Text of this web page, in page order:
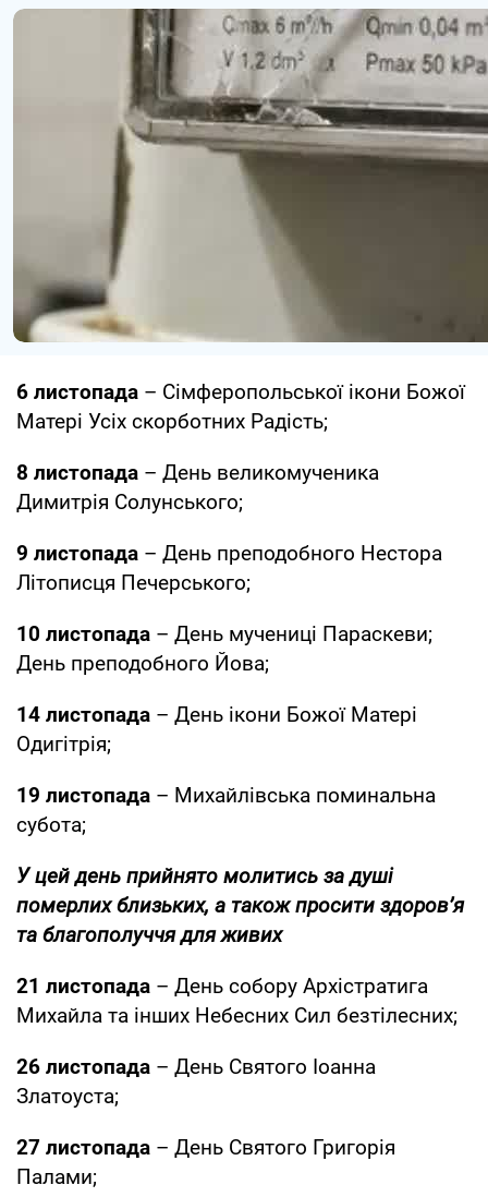
6 листопада – Сімферопольської ікони Божої
Матері Усіх скорботних Радість;
8 листопада – День великомученика
Димитрія Солунського;
9 листопада – День преподобного Нестора
Літописця Печерського;
10 листопада – День мучениці Параскеви;
День преподобного Йова;
14 листопада – День ікони Божої Матері
Одигітрія;
19 листопада – Михайлівська поминальна
субота;
У цей день прийнято молитись за душі
померлих близьких, а також просити здоров’я
та благополуччя для живих
21 листопада – День собору Архістратига
Михайла та інших Небесних Сил безтілесних;
26 листопада – День Святого Іоанна
Златоуста;
27 листопада – День Святого Григорія
Палами;